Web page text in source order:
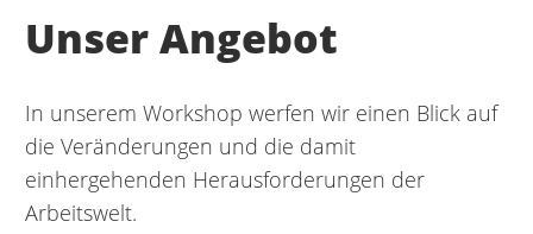
Unser Angebot
In unserem Workshop werfen wir einen Blick auf
die Veränderungen und die damit
einhergehenden Herausforderungen der
Arbeitswelt.